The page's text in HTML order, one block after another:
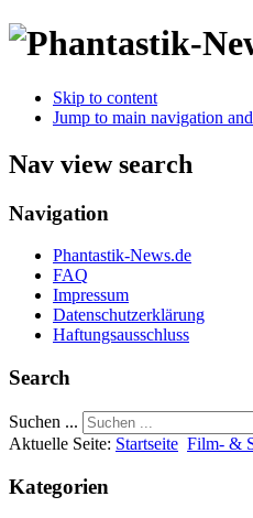
Skip to content
Jump to main navigation
Nav view search
Navigation
Phantastik-News.de
FAQ
Impressum
Datenschutzerklärung
Haftungsausschluss
Search
Suchen ...
Aktuelle Seite: Startseite Film- &
Kategorien